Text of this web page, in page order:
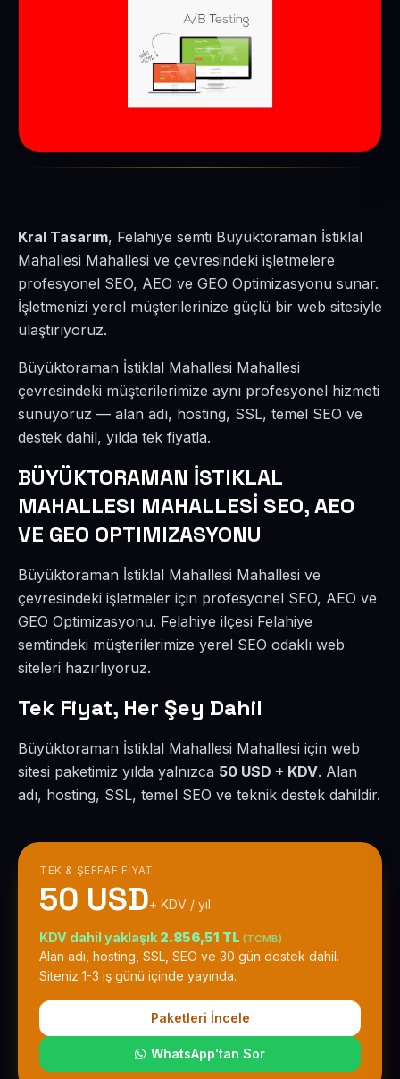
Kral Tasarım, Felahiye semti Büyüktoraman İstiklal
Mahallesi Mahallesi ve çevresindeki işletmelere
profesyonel SEO, AEO ve GEO Optimizasyonu sunar.
İşletmenizi yerel müşterilerinize güçlü bir web sitesiyle
ulaştırıyoruz.
Büyüktoraman İstiklal Mahallesi Mahallesi
çevresindeki müşterilerimize aynı profesyonel hizmeti
sunuyoruz — alan adı, hosting, SSL, temel SEO ve
destek dahil, yılda tek fiyatla.
BÜYÜKTORAMAN İSTIKLAL
MAHALLESI MAHALLESİ SEO, AEO
VE GEO OPTIMIZASYONU
Büyüktoraman İstiklal Mahallesi Mahallesi ve
çevresindeki işletmeler için profesyonel SEO, AEO ve
GEO Optimizasyonu. Felahiye ilçesi Felahiye
semtindeki müşterilerimize yerel SEO odaklı web
siteleri hazırlıyoruz.
Tek Fiyat, Her Şey Dahil
Büyüktoraman İstiklal Mahallesi Mahallesi için web
sitesi paketimiz yılda yalnızca 50 USD + KDV. Alan
adı, hosting, SSL, temel SEO ve teknik destek dahildir.
TEK & ŞEFFAF FIYAT
50 USD+ KDV / yıl
KDV dahil yaklaşık 2.856,51 TL (TCMB)
Alan adı, hosting, SSL, SEO ve 30 gün destek dahil.
Siteniz 1-3 iş günü içinde yayında.
Paketleri İncele
WhatsApp'tan Sor